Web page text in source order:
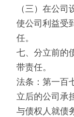
（三）在公
使公司利益受
任。
七、分立前的
带责任。
法条：第一百
立后的公司承
与债权人就债